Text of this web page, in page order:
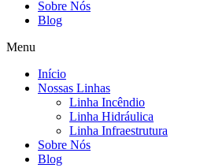
Sobre Nós
Blog
Menu
Início
Nossas Linhas
Linha Incêndio
Linha Hidráulica
Linha Infraestrutura
Sobre Nós
Blog